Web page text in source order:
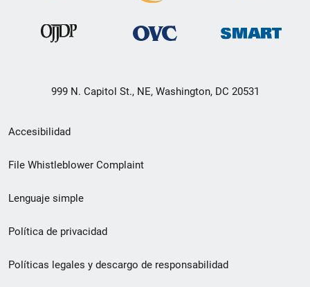
999 N. Capitol St., NE, Washington, DC 20531
Menú
de
de
pie
de
Accesibilidad
File Whistleblower Complaint
Lenguaje simple
Política de privacidad
Políticas legales y descargo de responsabilidad